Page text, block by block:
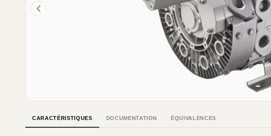
CARACTÉRISTIQUES DOCUMENTATION ÉQUIVALENCES